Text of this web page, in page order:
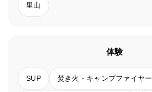
里山
体験
SUP 焚き火・キャンプファイヤー